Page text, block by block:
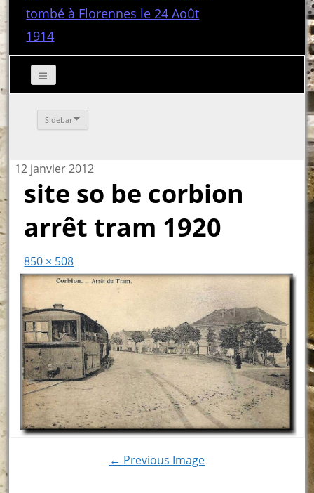
tombé à Florennes le 24 Août
1914
Sidebar
12 janvier 2012
site so be corbion
arrêt tram 1920
850 × 508
← Previous Image